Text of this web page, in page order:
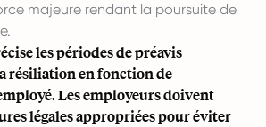
majeure rendant la poursuite de
les périodes de préavis
résiliation en fonction de
Les employeurs doivent
légales appropriées pour éviter